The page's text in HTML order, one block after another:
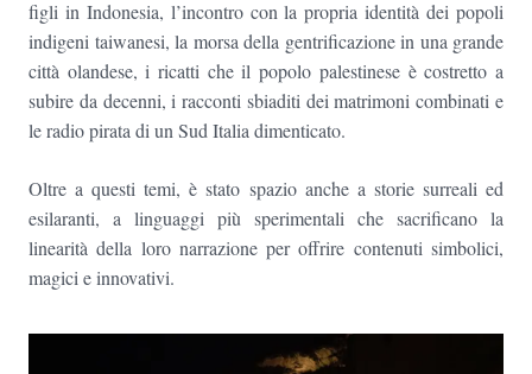
figli in Indonesia, l’incontro con la propria identità dei popoli
indigeni taiwanesi, la morsa della gentrificazione in una grande
città olandese, i ricatti che il popolo palestinese è costretto a
subire da decenni, i racconti sbiaditi dei matrimoni combinati e
le radio pirata di un Sud Italia dimenticato.
Oltre a questi temi, è stato spazio anche a storie surreali ed
esilaranti, a linguaggi più sperimentali che sacrificano la
linearità della loro narrazione per offrire contenuti simbolici,
magici e innovativi.